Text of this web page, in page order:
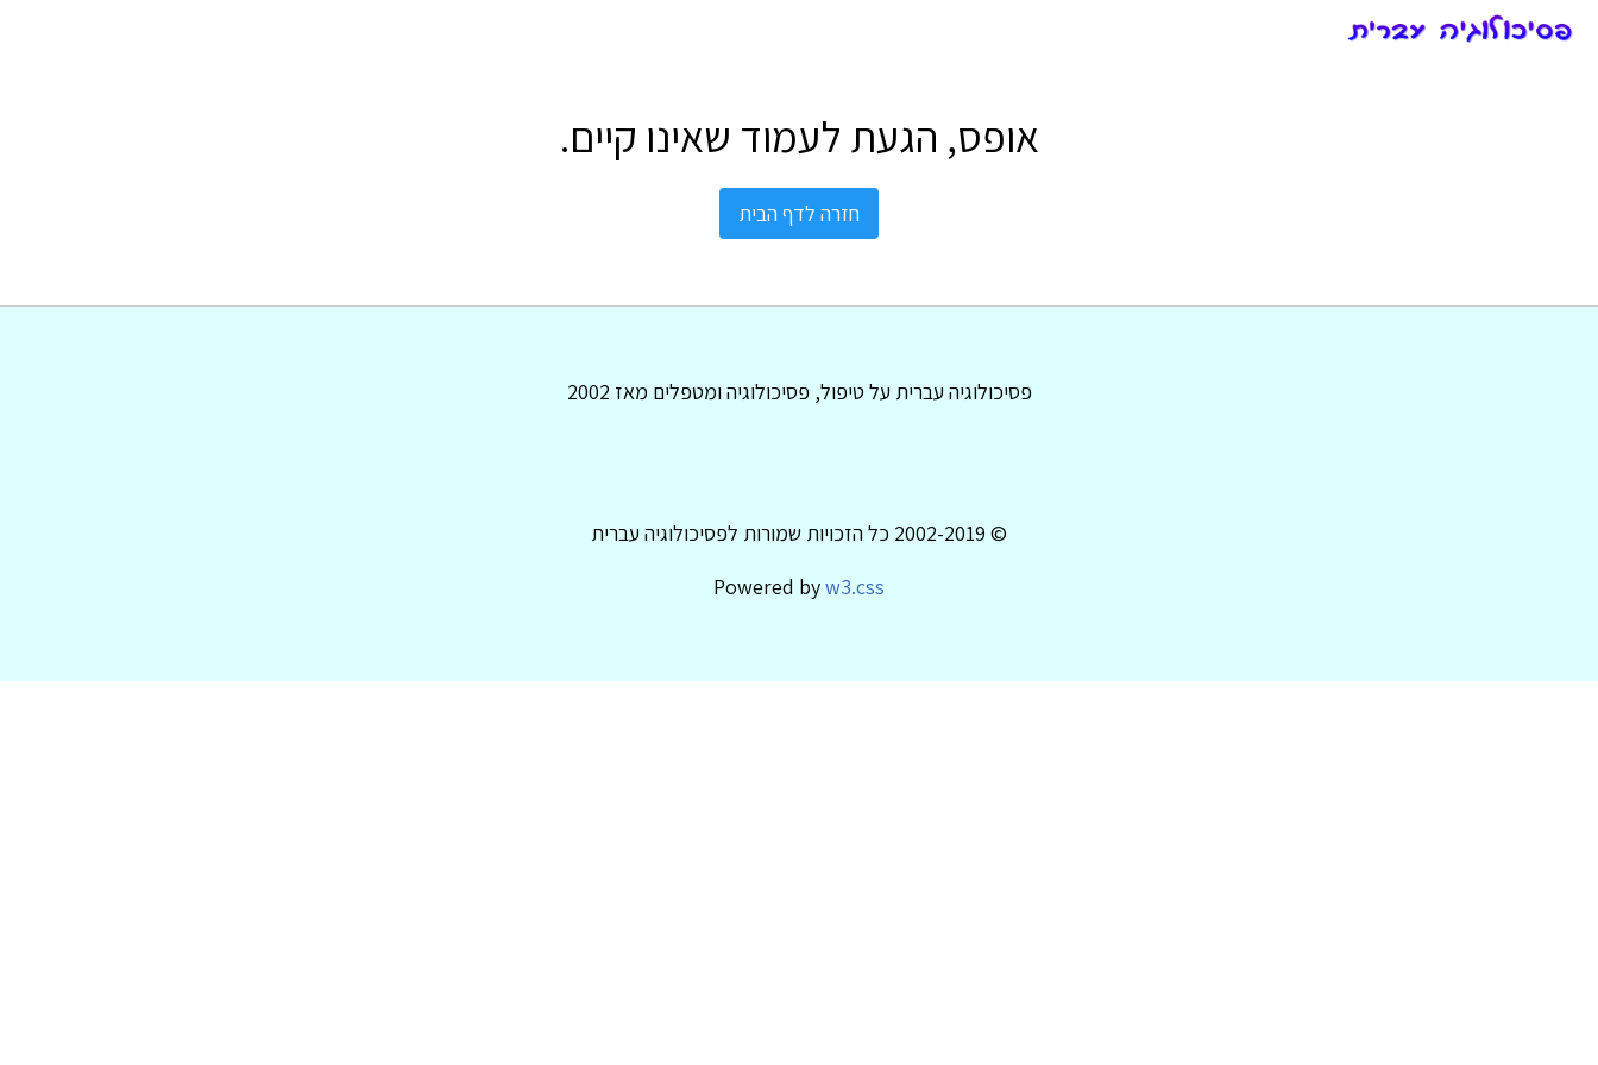
אופס, הגעת לעמוד שאינו קיים.
חזרה לדף הבית
פסיכולוגיה עברית על טיפול, פסיכולוגיה ומטפלים מאז 2002
© 2002-2019 כל הזכויות שמורות לפסיכולוגיה עברית
Powered byw3.css